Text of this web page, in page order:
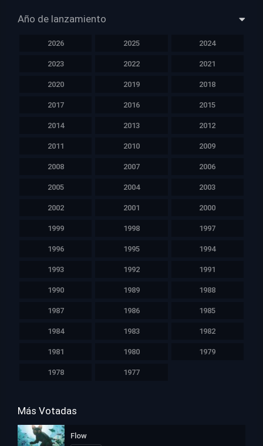
Año de lanzamiento
2026 2025 2024
2023 2022 2021
2020 2019 2018
2017 2016 2015
2014 2013 2012
2011 2010 2009
2008 2007 2006
2005 2004 2003
2002 2001 2000
1999 1998 1997
1996 1995 1994
1993 1992 1991
1990 1989 1988
1987 1986 1985
1984 1983 1982
1981 1980 1979
1978 1977
Más Votadas
Flow